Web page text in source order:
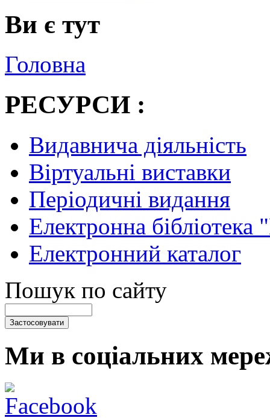
Ви є тут
Головна
РЕСУРСИ :
Видавнича діяльність
Віртуальні виставки
Періодичні видання
Електронна
Електронний каталог
Пошук по сайту
Ми в соціальних